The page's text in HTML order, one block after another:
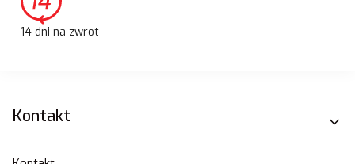
14 dni na zwrot
Linki w stopce
Kontakt